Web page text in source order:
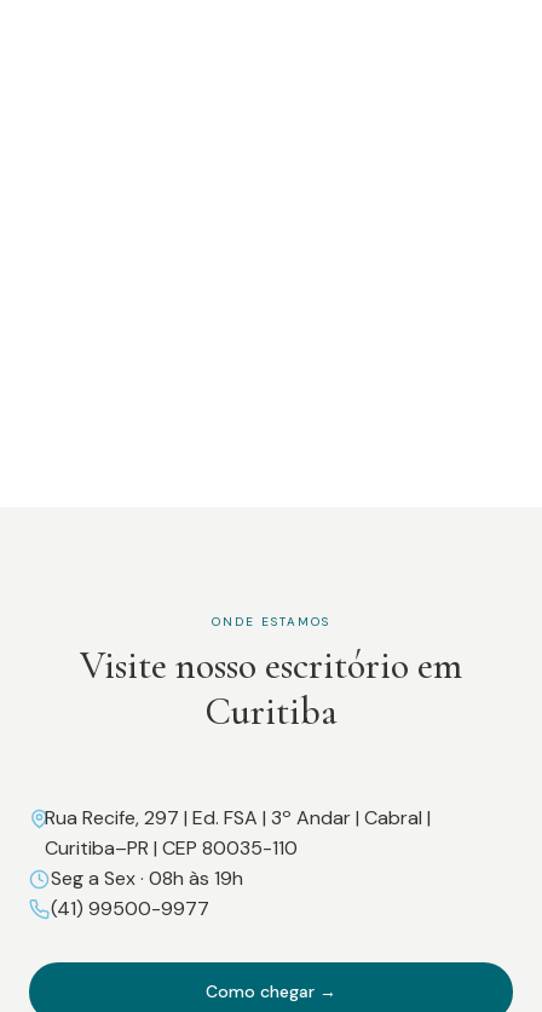
ONDE ESTAMOS
Visite nosso escritório em
Curitiba
Rua Recife, 297 | Ed. FSA | 3º Andar | Cabral |
Curitiba–PR | CEP 80035-110
Seg a Sex · 08h às 19h
(41) 99500-9977
Como chegar →